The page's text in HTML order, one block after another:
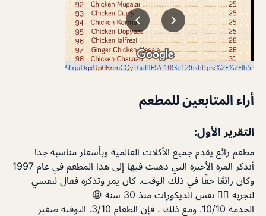
أراء المتابعين للمطعم
التقرير الأول:
مطعم رائع يقدم جميع الأكلات العالمية وبأسعار مناسبة جدا
أتذكر المرة الأخيرة التي ذهبت فيها إلى هذا المطعم في عام 1997
وكان رائعًا حقًا في ذلك الوقت. كان يمر وتذكره فقال لنفسي
لنجربه 🤦‍♂️ نفس الديكورات منذ 30 سنة 😫
الخدمة 10/10. ومع ذلك ، فإن الطعام 3/10. البوفيه صغير